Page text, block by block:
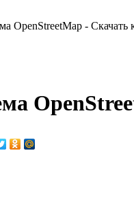
OpenStreetMap - Скачать